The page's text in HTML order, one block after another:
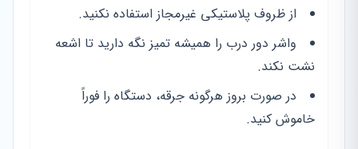
از ظروف پلاستیکی غیرمجاز استفاده نکنید.
واشر دور درب را همیشه تمیز نگه دارید تا اشعه
نشت نکند.
در صورت بروز هرگونه جرقه، دستگاه را فوراً
خاموش کنید.